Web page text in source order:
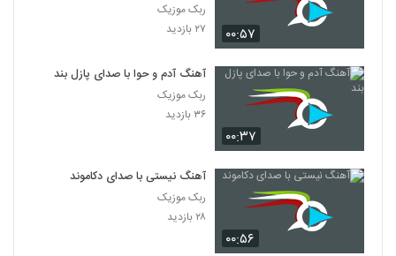
۰۰:۵۷
ربک موزیک
۲۷ بازدید
۰۰:۳۷
آهنگ آدم و حوا با صدای پازل بند
ربک موزیک
۳۶ بازدید
۰۰:۵۶
آهنگ نیستی با صدای دکاموند
ربک موزیک
۲۸ بازدید